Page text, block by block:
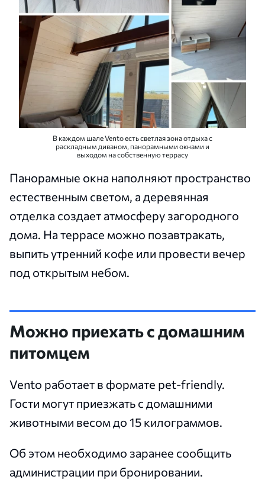
В каждом шале Vento есть светлая зона отдыха с
раскладным диваном, панорамными окнами и
выходом на собственную террасу
Панорамные окна наполняют пространство
естественным светом, а деревянная
отделка создает атмосферу загородного
дома. На террасе можно позавтракать,
выпить утренний кофе или провести вечер
под открытым небом.
Можно приехать с домашним
питомцем
Vento работает в формате pet-friendly.
Гости могут приезжать с домашними
животными весом до 15 килограммов.
Об этом необходимо заранее сообщить
администрации при бронировании.